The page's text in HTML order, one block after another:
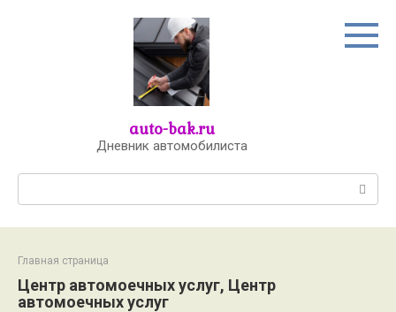
auto-bak.ru
Дневник автомобилиста
Главная страница
Центр автомоечных услуг, Центр
автомоечных услуг